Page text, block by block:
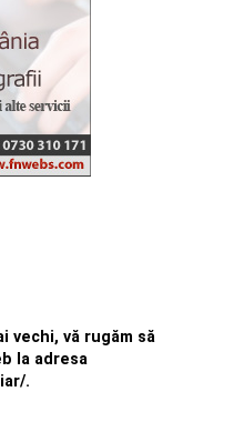
vechi, vă rugăm să
la adresa
.